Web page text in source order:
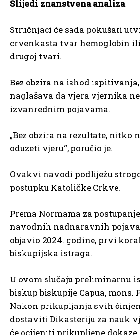
Slijedi znanstvena analiza
Stručnjaci će sada pokušati
crvenkasta tvar hemoglobin
drugoj tvari.
Bez obzira na ishod
naglašava da vjera vjernika
izvanrednim pojavama.
„Bez obzira na rezultate, nitko
oduzeti vjeru“, poručio je.
Ovakvi navodi podliježu
postupku Katoličke Crkve.
Prema Normama za
navodnih nadnaravnih
objavio 2024. godine, prvi
biskupijska istraga.
U ovom slučaju preliminarnu
biskup biskupije Capua, mons.
Nakon prikupljanja svih
dostaviti Dikasteriju za nauk
će ocijeniti prikupljene